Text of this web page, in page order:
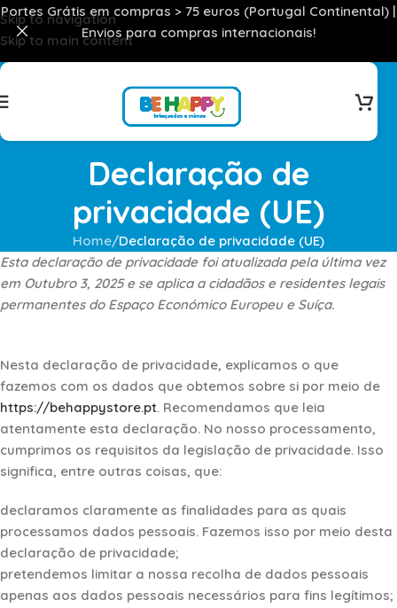
Skip to navigation
Skip to main content
Portes Grátis em compras > 75 euros (Portugal Continental) |
Envios para compras internacionais!
Declaração de
privacidade (UE)
Home/Declaração de privacidade (UE)
Esta declaração de privacidade foi atualizada pela última vez
em Outubro 3, 2025 e se aplica a cidadãos e residentes legais
permanentes do Espaço Económico Europeu e Suíça.
Nesta declaração de privacidade, explicamos o que
fazemos com os dados que obtemos sobre si por meio de
https://behappystore.pt. Recomendamos que leia
atentamente esta declaração. No nosso processamento,
cumprimos os requisitos da legislação de privacidade. Isso
significa, entre outras coisas, que:
declaramos claramente as finalidades para as quais
processamos dados pessoais. Fazemos isso por meio desta
declaração de privacidade;
pretendemos limitar a nossa recolha de dados pessoais
apenas aos dados pessoais necessários para fins legítimos;